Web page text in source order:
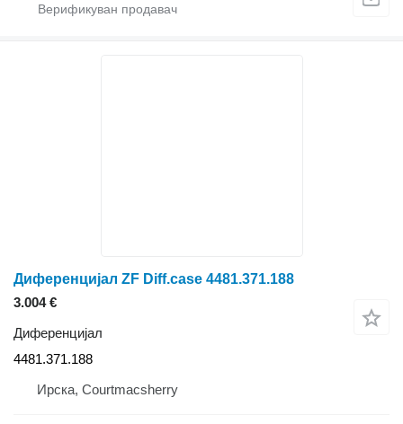
Диференцијал ZF Diff.case 4481.371.188
3.004 €
Диференцијал
4481.371.188
Ирска, Courtmacsherry